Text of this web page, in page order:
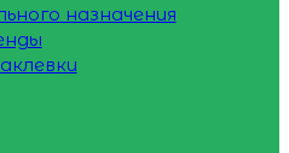
назначения